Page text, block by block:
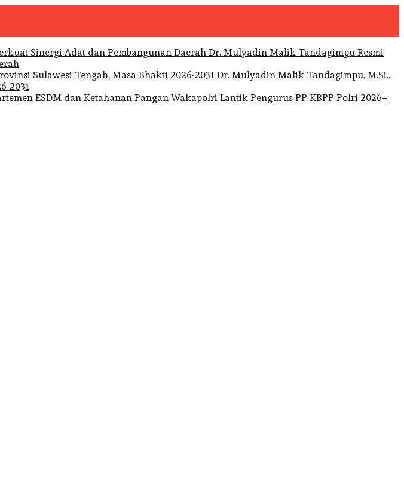
Dr. Mulyadin Malik Tandagimpu Resmi
Dr. Mulyadin Malik Tandagimpu, M.Si.,
2031
Wakapolri Lantik Pengurus PP KBPP Polri 2026–